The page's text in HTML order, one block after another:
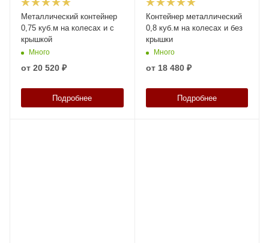
Металлический контейнер
0,75 куб.м на колесах и с
крышкой
Много
от 20 520 ₽
Подробнее
Контейнер металлический
0,8 куб.м на колесах и без
крышки
Много
от 18 480 ₽
Подробнее